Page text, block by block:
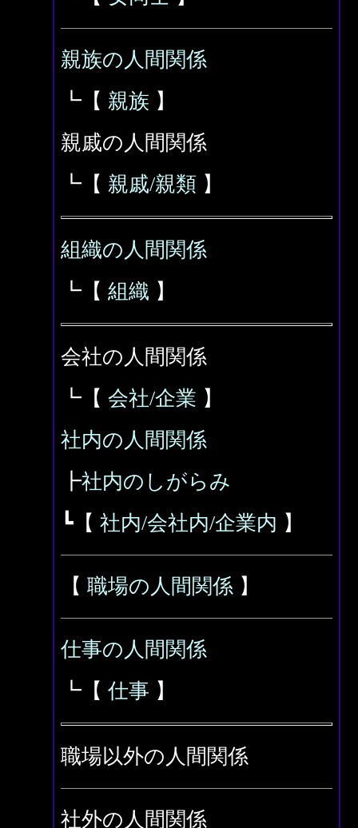
親族の人間関係
┗【 親族 】
親戚の人間関係
┗【 親戚/親類 】
組織の人間関係
┗【 組織 】
会社の人間関係
┗【 会社/企業 】
社内の人間関係
┣社内のしがらみ
┗【 社内/会社内/企業内 】
【 職場の人間関係 】
仕事の人間関係
┗【 仕事 】
職場以外の人間関係
社外の人間関係